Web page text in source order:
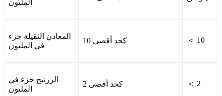
المليون
المعادن الثقيلة جزء
في المليون
10 كحد أقصى ＜ 10
الزرنيخ جزء في
المليون
2 كحد أقصى ＜ 2